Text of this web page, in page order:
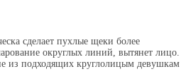
сделает пухлые щеки более
округлых линий, вытянет лицо.
из подходящих круглолицым девушкам